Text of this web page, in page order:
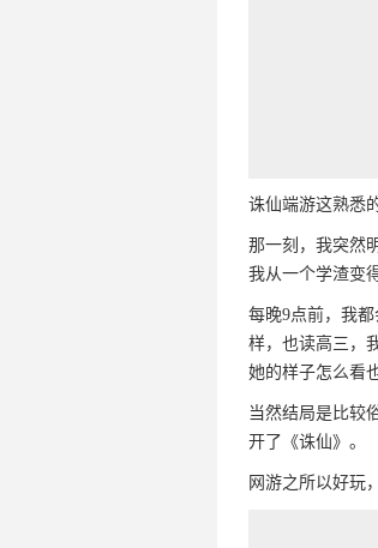
诛仙端游这熟悉
那一刻，我突然
我从一个学渣变
每晚9点前，我
样，也读高三，
她的样子怎么看
当然结局是比较
开了《诛仙》。
网游之所以好玩